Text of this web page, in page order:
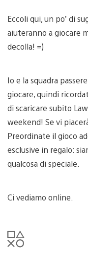
Eccoli qui, un po’ di
aiuteranno a giocare
decolla! =)
Io e la squadra
giocare, quindi
di scaricare subito
weekend! Se vi
Preordinate il gioco
esclusive in regalo:
qualcosa di speciale.
Ci vediamo online.